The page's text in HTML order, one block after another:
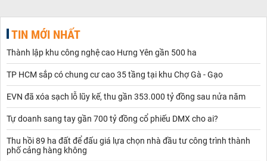
TIN MỚI NHẤT
Thành lập khu công nghệ cao Hưng Yên gần 500 ha
TP HCM sắp có chung cư cao 35 tầng tại khu Chợ Gà - Gạo
EVN đã xóa sạch lỗ lũy kế, thu gần 353.000 tỷ đồng sau nửa năm
Tự doanh sang tay gần 700 tỷ đồng cổ phiếu DMX cho ai?
Thu hồi 89 ha đất để đấu giá lựa chọn nhà đầu tư công trình thành
phố cảng hàng không